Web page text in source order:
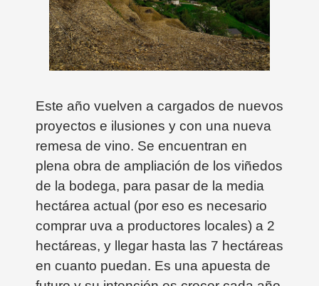
Este año vuelven a cargados de nuevos
proyectos e ilusiones y con una nueva
remesa de vino. Se encuentran en
plena obra de ampliación de los viñedos
de la bodega, para pasar de la media
hectárea actual (por eso es necesario
comprar uva a productores locales) a 2
hectáreas, y llegar hasta las 7 hectáreas
en cuanto puedan. Es una apuesta de